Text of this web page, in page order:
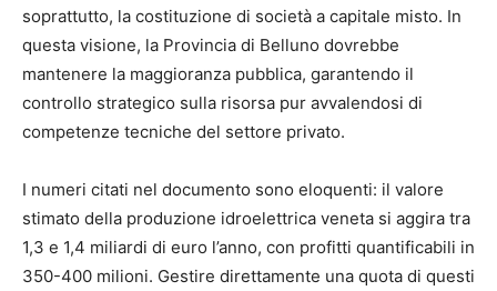
soprattutto, la costituzione di società a capitale misto. In
questa visione, la Provincia di Belluno dovrebbe
mantenere la maggioranza pubblica, garantendo il
controllo strategico sulla risorsa pur avvalendosi di
competenze tecniche del settore privato.
I numeri citati nel documento sono eloquenti: il valore
stimato della produzione idroelettrica veneta si aggira tra
1,3 e 1,4 miliardi di euro l’anno, con profitti quantificabili in
350-400 milioni. Gestire direttamente una quota di questi